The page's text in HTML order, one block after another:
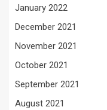
January 2022
December 2021
November 2021
October 2021
September 2021
August 2021